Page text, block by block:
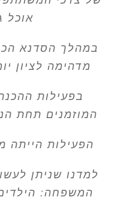
אוכל
במהלך הסדנא
מדהימה לציון
בפעילות
המוזמנים תחת
הפעילות הייתה
למדנו שניתן
המשפחה: